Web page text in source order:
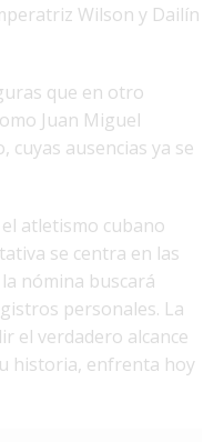
Wilson y Dailín
que en otro
Juan Miguel
cuyas ausencias ya se
atletismo cubano
se centra en las
nómina buscará
personales. La
el verdadero alcance
historia, enfrenta hoy